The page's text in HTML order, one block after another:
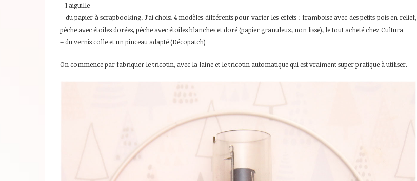
– 1 aiguille
– du papier à scrapbooking. J’ai choisi 4 modèles différents pour varier les effets : framboise avec des petits pois en relief,
pèche avec étoiles dorées, pèche avec étoiles blanches et doré (papier granuleux, non lisse), le tout acheté chez Cultura
– du vernis colle et un pinceau adapté (Décopatch)
On commence par fabriquer le tricotin, avec la laine et le tricotin automatique qui est vraiment super pratique à utiliser.